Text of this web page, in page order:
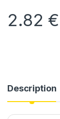
2.82 €
Description